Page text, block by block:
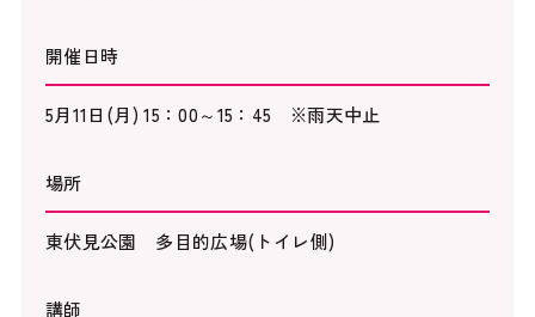
開催日時
5月11日(月) 15：00～15：45 ※雨天中止
場所
東伏見公園 多目的広場(トイレ側)
講師